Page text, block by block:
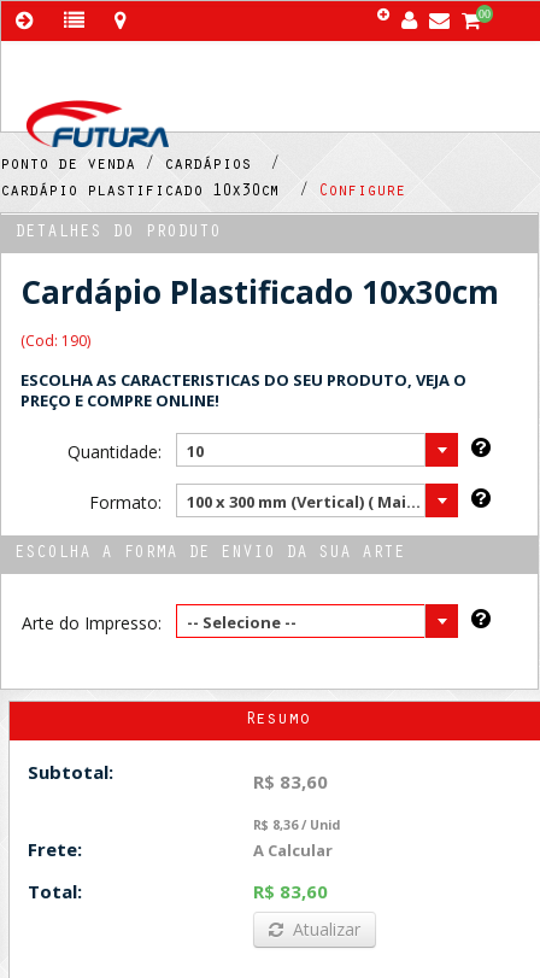
00
ponto de venda /
cardápios /
cardápio plastificado 10x30cm /
Configure
DETALHES DO PRODUTO
Cardápio Plastificado 10x30cm
(Cod: 190)
ESCOLHA AS CARACTERISTICAS DO SEU PRODUTO, VEJA O
PREÇO E COMPRE ONLINE!
Quantidade: 10
Formato: 100 x 300 mm (Vertical) ( Mais vendido )
ESCOLHA A FORMA DE ENVIO DA SUA ARTE
Arte do Impresso: -- Selecione --
Resumo
Subtotal: R$ 83,60
R$ 8,36 / Unid
Frete: A Calcular
Total: R$ 83,60
Atualizar